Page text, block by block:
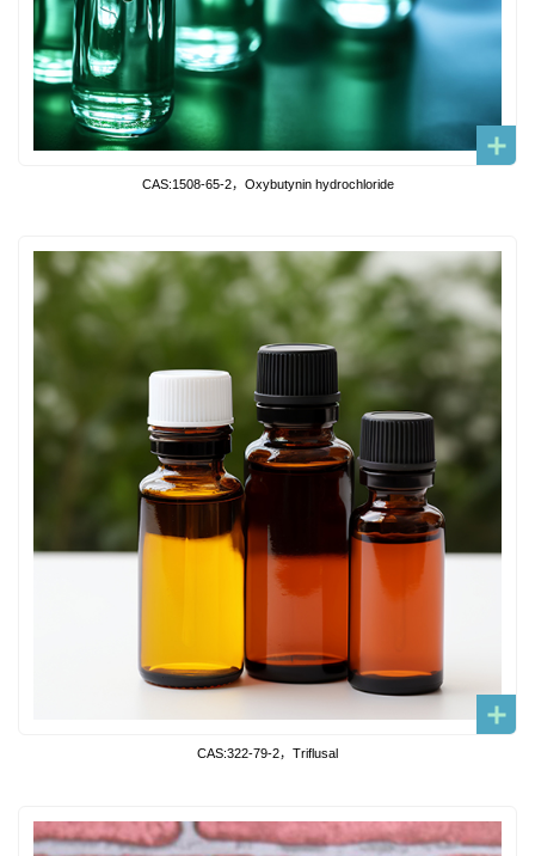
CAS:1508-65-2，Oxybutynin hydrochloride
CAS:322-79-2，Triflusal